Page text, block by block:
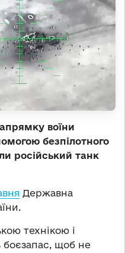
воїни
безпілотного
російський танк
Державна
технікою і
боєзапас, щоб не